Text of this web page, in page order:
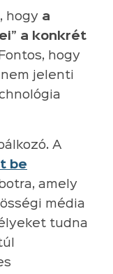
hogy a
a konkrét
hogy
jelenti
A
be
amely
média
tudna